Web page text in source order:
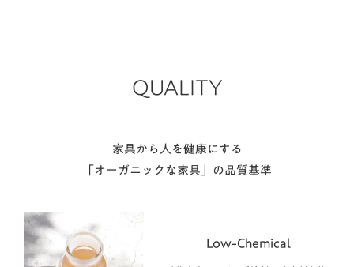
QUALITY
家具から人を健康にする
「オーガニックな家具」の品質基準
Low-Chemical